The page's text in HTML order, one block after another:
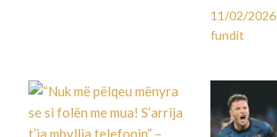
11/02/2026
fundit